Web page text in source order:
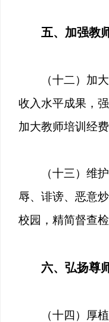
五、加强教
（十二）加
收入水平成果，
加大教师培训经
（十三）维
辱、诽谤、恶意
校园，精简督查
六、弘扬尊
（十四）厚